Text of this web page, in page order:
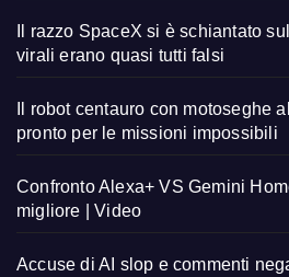
Il razzo SpaceX si è schiantato
virali erano quasi tutti falsi
Il robot centauro con motoseghe
pronto per le missioni impossibili
Confronto Alexa+ VS Gemini
migliore | Video
Accuse di AI slop e commenti